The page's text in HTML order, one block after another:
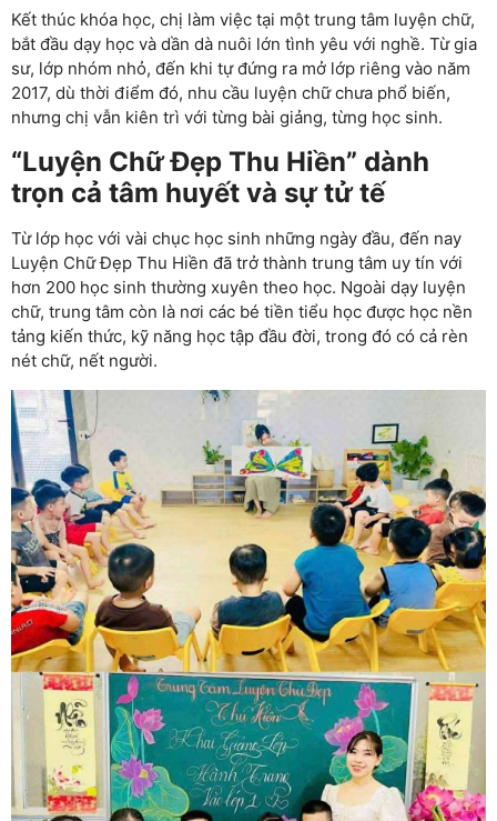
Kết thúc khóa học, chị làm việc tại một trung tâm luyện chữ,
bắt đầu dạy học và dần dà nuôi lớn tình yêu với nghề. Từ gia
sư, lớp nhóm nhỏ, đến khi tự đứng ra mở lớp riêng vào năm
2017, dù thời điểm đó, nhu cầu luyện chữ chưa phổ biến,
nhưng chị vẫn kiên trì với từng bài giảng, từng học sinh.
“Luyện Chữ Đẹp Thu Hiền” dành
trọn cả tâm huyết và sự tử tế
Từ lớp học với vài chục học sinh những ngày đầu, đến nay
Luyện Chữ Đẹp Thu Hiền đã trở thành trung tâm uy tín với
hơn 200 học sinh thường xuyên theo học. Ngoài dạy luyện
chữ, trung tâm còn là nơi các bé tiền tiểu học được học nền
tảng kiến thức, kỹ năng học tập đầu đời, trong đó có cả rèn
nét chữ, nết người.